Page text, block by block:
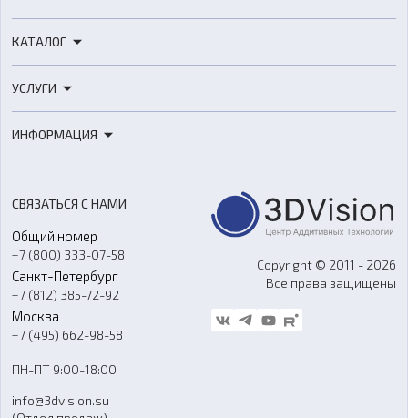
КАТАЛОГ
3D-сканеры
Расходные материалы
Оборудование и материалы для вакуумного литья
Аксессуары и прочее оборудование
Программное обеспечение
УСЛУГИ
3D-моделирование
Ремонт и услуги
ИНФОРМАЦИЯ
О компании
Контакты
Гос. закупки
Стать дилером
Блог
FAQ
СВЯЗАТЬСЯ С НАМИ
Общий номер
+7 (800) 333-07-58
Санкт-Петербург
+7 (812) 385-72-92
Москва
+7 (495) 662-98-58
ПН-ПТ 9:00-18:00
info@3dvision.su
Copyright © 2011 - 2026
Все права защищены